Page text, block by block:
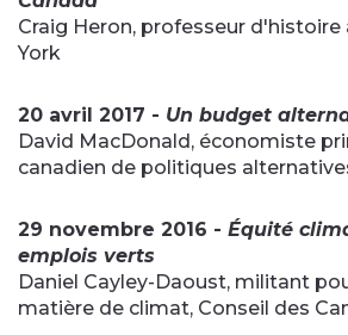
Craig Heron, professeur d'histoire
York
20 avril 2017 - Un budget
David MacDonald, économiste
canadien de politiques
29 novembre 2016 - Équité
emplois verts
Daniel Cayley-Daoust, militant
matière de climat, Conseil des